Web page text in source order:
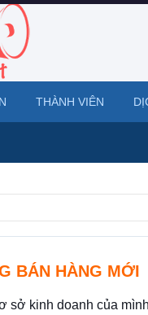
BÁN HÀNG MỚI
sở kinh doanh của
THÀNH VIÊN